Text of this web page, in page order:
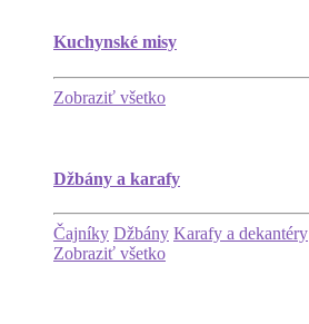
Kuchynské misy
Zobraziť všetko
Džbány a karafy
Čajníky Džbány Karafy a dekantéry
Zobraziť všetko